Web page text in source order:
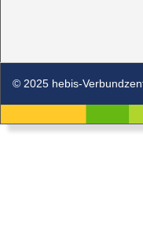
© 2025 hebis-